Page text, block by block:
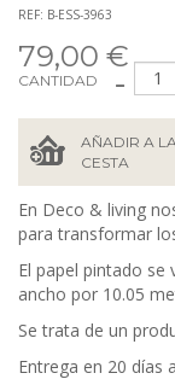
REF: B-ESS-3963
79,00 €
CANTIDAD
AÑADIR A LA
CESTA
En Deco & living
para transformar
El papel pintado se
ancho por 10.05
Se trata de un
Entrega en 20 días